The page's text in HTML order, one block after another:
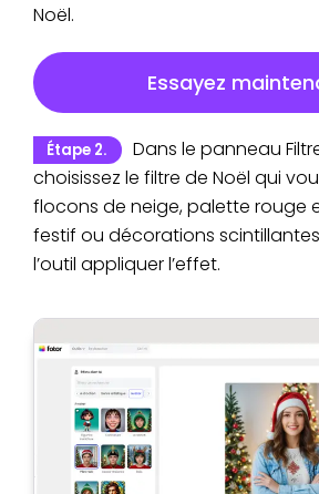
Noël.
Essayez
Étape 2.
Dans le panneau
choisissez le filtre de Noël qui
flocons de neige, palette rouge
festif ou décorations
l’outil appliquer l’effet.